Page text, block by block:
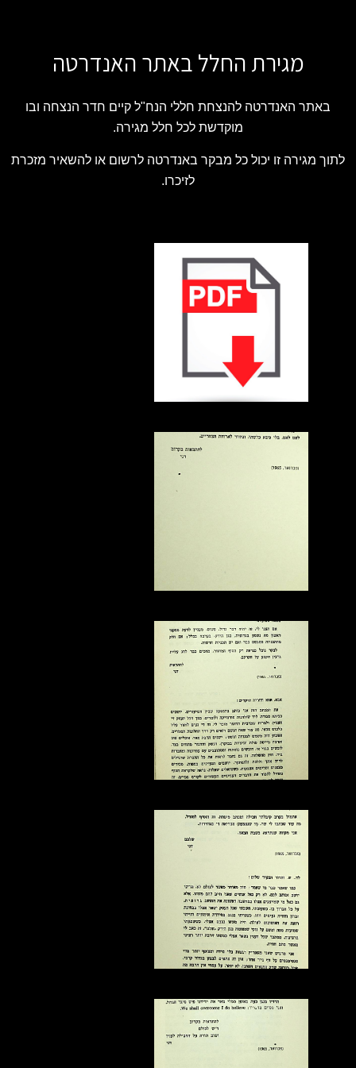
מגירת החלל באתר האנדרטה
באתר האנדרטה להנצחת חללי הנח"ל קיים חדר הנצחה ובו
מוקדשת לכל חלל מגירה.
לתוך מגירה זו יכול כל מבקר באנדרטה לרשום או להשאיר מזכרת
לזיכרו.